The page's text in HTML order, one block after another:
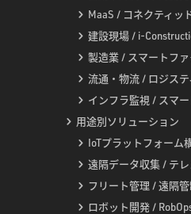
MaaS / コネクティッ
建設現場 / i-
製造業 / スマートフ
流通・物流 / ロジステ
インフラ監視 / スマ
用途別ソリューション
IoTプラットフォーム
遠隔データ収集 / テ
フリート管理 / 遠隔管
ロボット開発 /